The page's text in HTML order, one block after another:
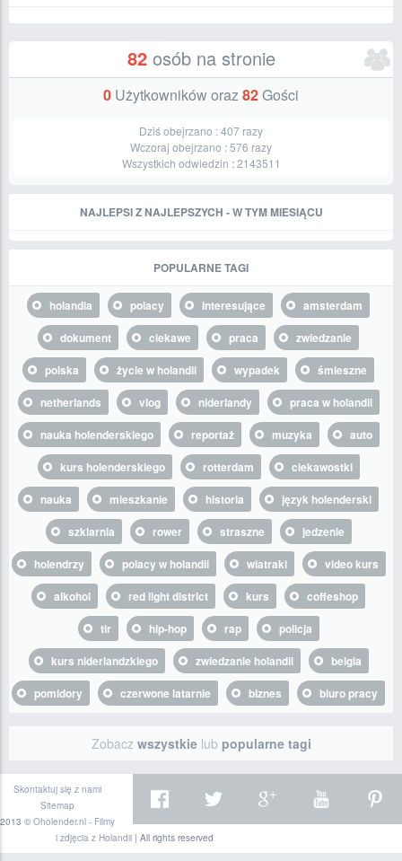
82osób na stronie
0 Użytkowników oraz82Gości
Dziś obejrzano :407 razy
Wczoraj obejrzano :576 razy
Wszystkich odwiedzin :2143511
NAJLEPSI Z NAJLEPSZYCH - W TYM MIESIĄCU
POPULARNE TAGI
holandia polacy interesujące
amsterdam
dokument
ciekawe praca
zwiedzanie
polska
życie w holandii wypadek
śmieszne
netherlands
vlog niderlandy
praca w holandii
nauka holenderskiego
reportaż muzyka
auto
kurs holenderskiego
rotterdam
ciekawostki
nauka
mieszkanie historia
język holenderski
szklarnia
rower straszne
jedzenie
holendrzy
polacy w holandii wiatraki
video kurs
alkohol
red light district kurs
coffeshop
tir
hip-hop rap
policja
kurs niderlandzkiego
zwiedzanie holandii
belgia
pomidory
czerwone latarnie biznes biuro pracy
Zobacz wszystkielub popularne tagi
Skontaktuj się z nami
Sitemap
2013 © Oholender.nl - Filmy
i zdjęcia z Holandii | All rights reserved